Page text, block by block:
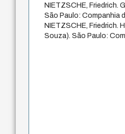
NIETZSCHE, Friedrich.
São Paulo: Companhia
NIETZSCHE, Friedrich.
Souza). São Paulo: